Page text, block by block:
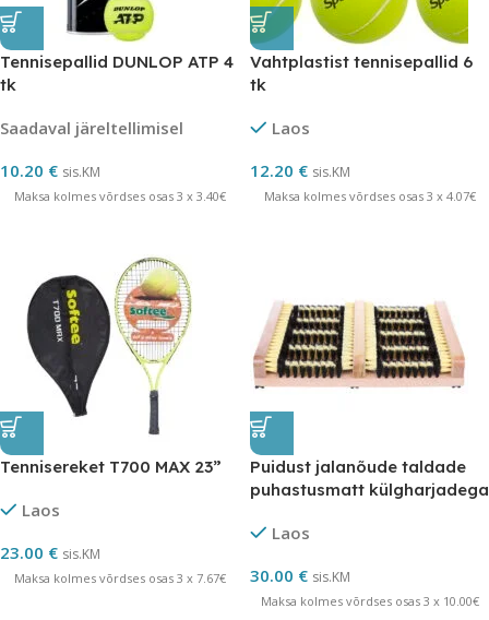
Tennisepallid DUNLOP ATP 4
tk
Saadaval järeltellimisel
10.20 € sis.KM
Maksa kolmes võrdses osas 3 x 3.40€
Vahtplastist tennisepallid 6
tk
Laos
12.20 € sis.KM
Maksa kolmes võrdses osas 3 x 4.07€
Tennisereket T700 MAX 23”
Laos
23.00 € sis.KM
Maksa kolmes võrdses osas 3 x 7.67€
Puidust jalanõude taldade
puhastusmatt külgharjadega
Laos
30.00 € sis.KM
Maksa kolmes võrdses osas 3 x 10.00€